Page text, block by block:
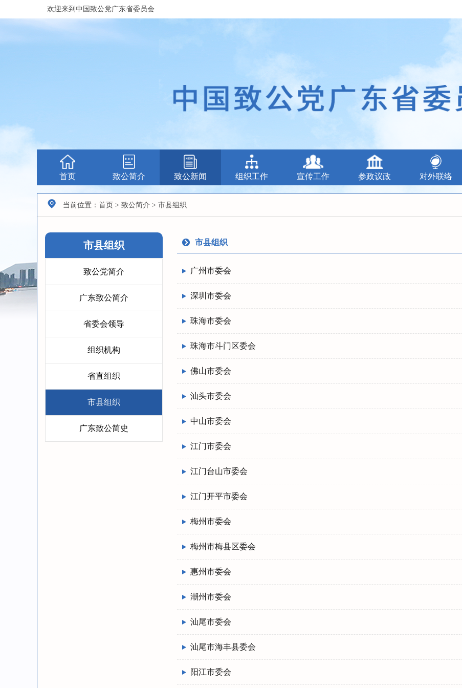
欢迎来到中国致公党广东省委员会
首页 致公简介 致公新闻 组织工作 宣传工作 参政议政 对外联络
当前位置：首页 > 致公简介 > 市县组织
市县组织
致公党简介
广东致公简介
省委会领导
组织机构
省直组织
市县组织
广东致公简史
市县组织
广州市委会
深圳市委会
珠海市委会
珠海市斗门区委会
佛山市委会
汕头市委会
中山市委会
江门市委会
江门台山市委会
江门开平市委会
梅州市委会
梅州市梅县区委会
惠州市委会
潮州市委会
汕尾市委会
汕尾市海丰县委会
阳江市委会